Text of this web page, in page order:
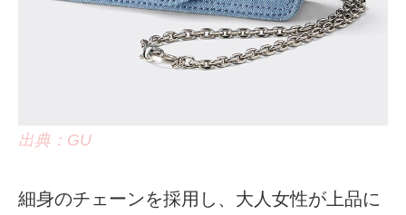
出典：GU
細身のチェーンを採用し、大人女性が上品に